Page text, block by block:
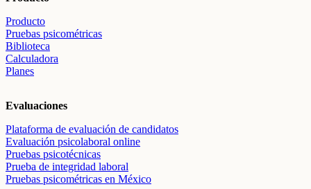
Producto
Pruebas psicométricas
Biblioteca
Calculadora
Planes
Evaluaciones
Plataforma de evaluación de candidatos
Evaluación psicolaboral online
Pruebas psicotécnicas
Prueba de integridad laboral
Pruebas psicométricas en México